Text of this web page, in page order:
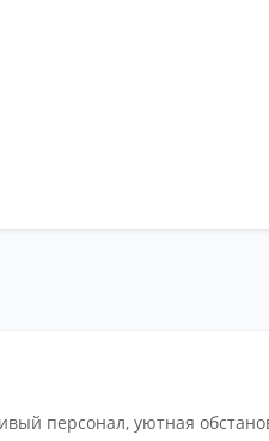
персонал, уютная